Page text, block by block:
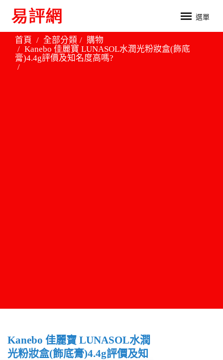
選單
首頁 全部分類
購物
Kanebo 佳麗寶 LUNASOL水潤光粉妝盒(飾底
膏)4.4g評價及知名度高嗎?
Kanebo 佳麗寶 LUNASOL水潤
光粉妝盒(飾底膏)4.4g評價及知